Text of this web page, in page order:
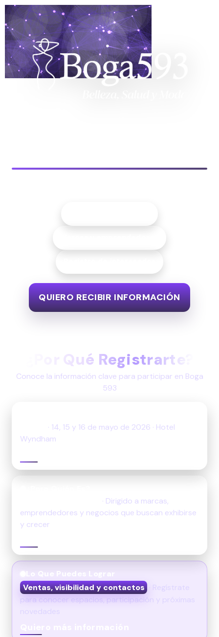
QUIERO RECIBIR INFORMACIÓN
¿Por Qué Registrarte?
Conoce la información clave para participar en Boga
593
· 14, 15 y 16 de mayo de 2026 · Hotel
Wyndham
· Dirigido a marcas,
emprendedores y negocios que buscan exhibirse
y crecer
Lo Que Puedes Lograr
Ventas, visibilidad y contactos
· Regístrate
para conocer espacios, participación y próximas